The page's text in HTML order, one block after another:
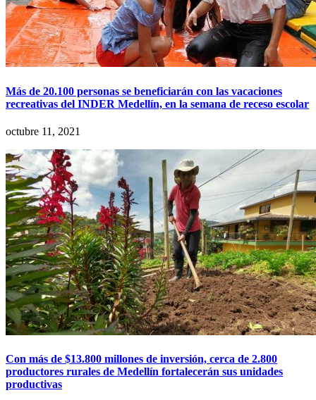
Más de 20.100 personas se beneficiarán con las vacaciones
recreativas del INDER Medellín, en la semana de receso escolar
octubre 11, 2021
Con más de $13.800 millones de inversión, cerca de 2.800
productores rurales de Medellín fortalecerán sus unidades
productivas